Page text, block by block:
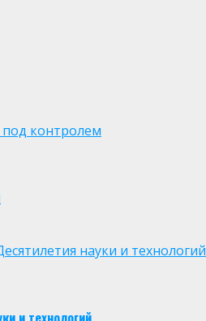
контролем
науки и технологий